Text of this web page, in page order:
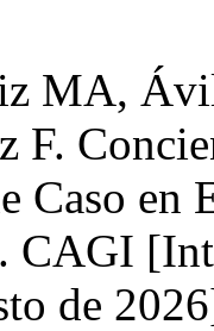
MA,
F.
Caso en
CAGI
de